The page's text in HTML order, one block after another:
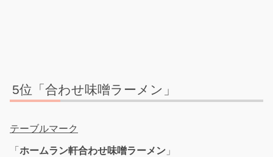
5位「合わせ味噌ラーメン」
テーブルマーク
「 ホームラン軒合わせ味噌ラーメン 」